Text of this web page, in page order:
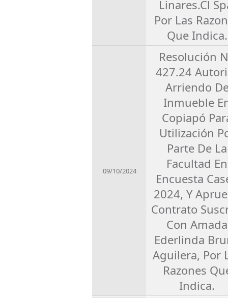
Linares.Cl
Por Las
Que Indica.
09/10/2024
Resolución
427.24
Arriendo
Inmueble
Copiapó
Utilización
Parte De La
Facultad En
Encuesta
2024, Y
Contrato
Con Amada
Ederlinda
Aguilera, Por
Razones
Indica.